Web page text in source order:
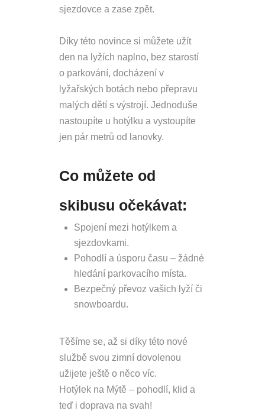
sjezdovce a zase zpět.
Díky této novince si můžete užít
den na lyžích naplno, bez starostí
o parkování, docházení v
lyžařských botách nebo přepravu
malých dětí s výstrojí. Jednoduše
nastoupíte u hotýlku a vystoupíte
jen pár metrů od lanovky.
Co můžete od
skibusu očekávat:
Spojení mezi hotýlkem a
sjezdovkami.
Pohodlí a úsporu času – žádné
hledání parkovacího místa.
Bezpečný převoz vašich lyží či
snowboardu.
Těšíme se, až si díky této nové
službě svou zimní dovolenou
užijete ještě o něco víc.
Hotýlek na Mýtě – pohodlí, klid a
teď i doprava na svah!